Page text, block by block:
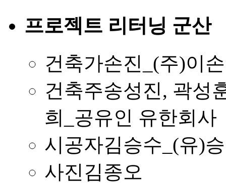
프로젝트 리터닝 군산
건축가손진_(주)이
건축주송성진, 곽성
희_공유인 유한회사
시공자김승수_(유)
사진 김종오